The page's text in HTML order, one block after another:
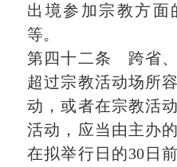
出境参加宗教方面
等。
第四十二条 跨省
超过宗教活动场所
动，或者在宗教活
活动，应当由主办
在拟举行日的30日